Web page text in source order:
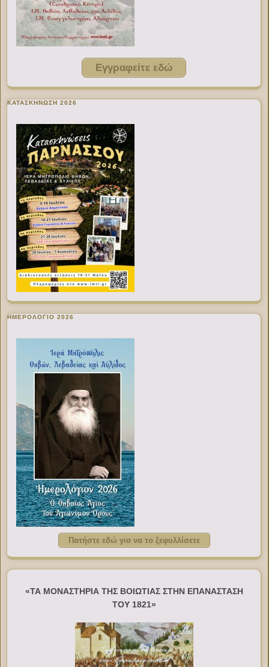
Εγγραφείτε εδώ
ΚΑΤΑΣΚΗΝΩΣΗ 2026
ΗΜΕΡΟΛΟΓΙΟ 2026
Πατήστε εδώ για να το ξεφυλλίσετε
«ΤΑ ΜΟΝΑΣΤΗΡΙΑ ΤΗΣ ΒΟΙΩΤΙΑΣ ΣΤΗΝ ΕΠΑΝΑΣΤΑΣΗ
ΤΟΥ 1821»